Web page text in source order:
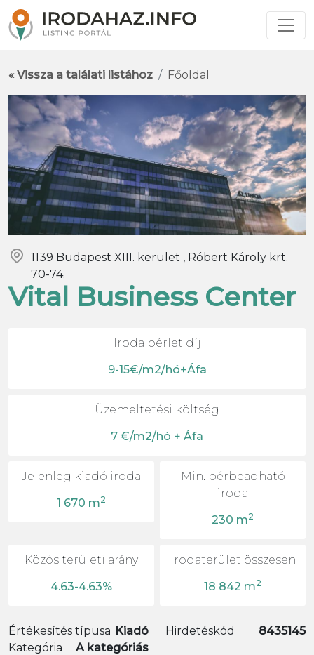
« Vissza a találati listához Főoldal
1139 Budapest XIII. kerület , Róbert Károly krt.
70-74.
Vital Business Center
Iroda bérlet díj
9-15€/m2/hó+Áfa
Üzemeltetési költség
7 €/m2/hó + Áfa
Jelenleg kiadó iroda
1 670 m2
Min. bérbeadható
iroda
230 m2
Közös területi arány
4.63-4.63%
Irodaterület összesen
18 842 m2
Értékesítés típusa Kiadó
Kategória
A kategóriás
Hirdetéskód 8435145